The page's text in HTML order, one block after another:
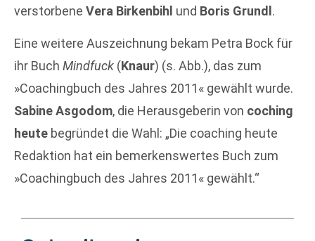
verstorbene Vera Birkenbihl und Boris Grundl .
Eine weitere Auszeichnung bekam Petra Bock für
ihr Buch Mindfuck (Knaur) (s. Abb.), das zum
»Coachingbuch des Jahres 2011« gewählt wurde.
Sabine Asgodom, die Herausgeberin von coching
heute begründet die Wahl: „Die coaching heute
Redaktion hat ein bemerkenswertes Buch zum
»Coachingbuch des Jahres 2011« gewählt.“